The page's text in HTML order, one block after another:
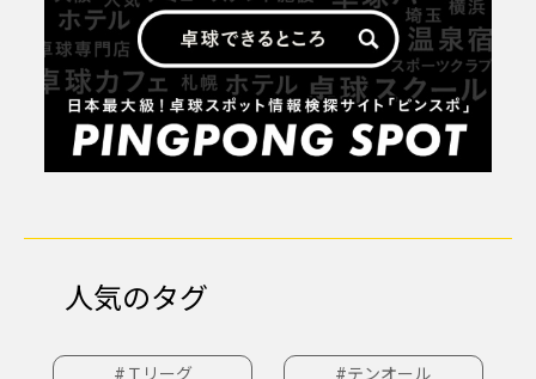
人気のタグ
#Ｔリーグ #テンオール